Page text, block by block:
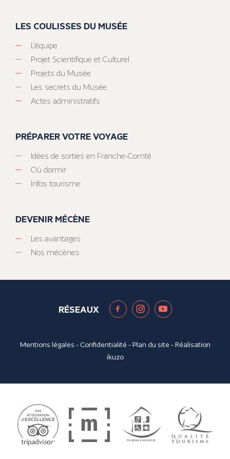
LES COULISSES DU MUSÉE
L’équipe
Projet Scientifique et Culturel
Projets du Musée
Les secrets du Musée
Actes administratifs
PRÉPARER VOTRE VOYAGE
Idées de sorties en Franche-Comté
Où dormir
Infos tourisme
DEVENIR MÉCÈNE
Les avantages
Nos mécènes
RÉSEAUX
Mentions légales - Confidentialité -Plan du site - Réalisation
ikuzo